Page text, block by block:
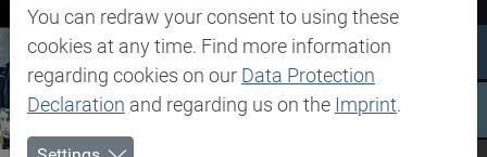
You can redraw your consent to using these
cookies at any time. Find more information
regarding cookies on our Data Protection
Declaration and regarding us on the Imprint.